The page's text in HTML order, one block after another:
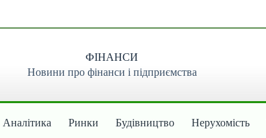
ФІНАНСИ
Новини про фінанси і підприємства
Аналітика Ринки Будівництво Нерухомість